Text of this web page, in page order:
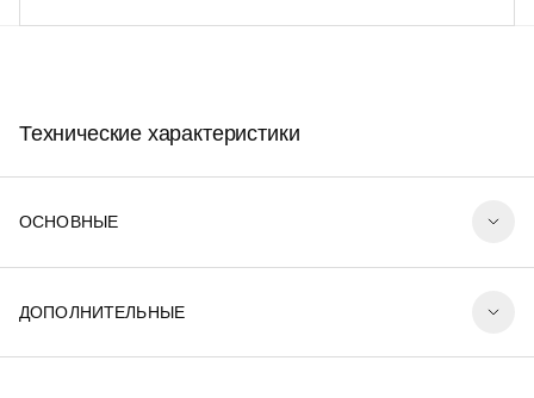
Технические характеристики
ОСНОВНЫЕ
ДОПОЛНИТЕЛЬНЫЕ